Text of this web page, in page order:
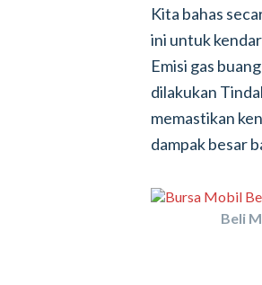
Kita bahas
ini untuk
Emisi gas
dilakukan
memastikan
dampak besar
Beli